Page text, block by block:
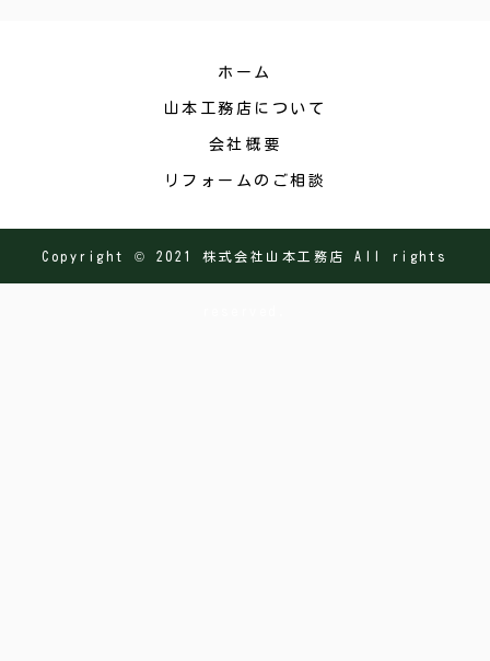
ホーム
山本工務店について
会社概要
リフォームのご相談
Copyright © 2021 株式会社山本工務店 All rights